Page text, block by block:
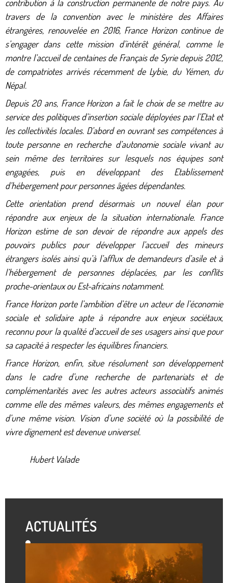
contribution à la construction permanente de notre pays. Au
travers de la convention avec le ministère des Affaires
étrangères, renouvelée en 2016, France Horizon continue de
s’engager dans cette mission d’intérêt général, comme le
montre l’accueil de centaines de Français de Syrie depuis 2012,
de compatriotes arrivés récemment de Lybie, du Yémen, du
Népal.
Depuis 20 ans, France Horizon a fait le choix de se mettre au
service des politiques d’insertion sociale déployées par l’Etat et
les collectivités locales. D’abord en ouvrant ses compétences à
toute personne en recherche d’autonomie sociale vivant au
sein même des territoires sur lesquels nos équipes sont
engagées, puis en développant des Etablissement
d’hébergement pour personnes âgées dépendantes.
Cette orientation prend désormais un nouvel élan pour
répondre aux enjeux de la situation internationale. France
Horizon estime de son devoir de répondre aux appels des
pouvoirs publics pour développer l’accueil des mineurs
étrangers isolés ainsi qu’à l’afflux de demandeurs d’asile et à
l’hébergement de personnes déplacées, par les conflits
proche-orientaux ou Est-africains notamment.
France Horizon porte l’ambition d’être un acteur de l’économie
sociale et solidaire apte à répondre aux enjeux sociétaux,
reconnu pour la qualité d’accueil de ses usagers ainsi que pour
sa capacité à respecter les équilibres financiers.
France Horizon, enfin, situe résolument son développement
dans le cadre d’une recherche de partenariats et de
complémentarités avec les autres acteurs associatifs animés
comme elle des mêmes valeurs, des mêmes engagements et
d’une même vision. Vision d’une société où la possibilité de
vivre dignement est devenue universel.
Hubert Valade
ACTUALITÉS